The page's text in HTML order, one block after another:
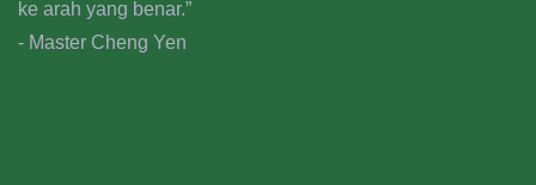
ke arah yang benar.”
- Master Cheng Yen